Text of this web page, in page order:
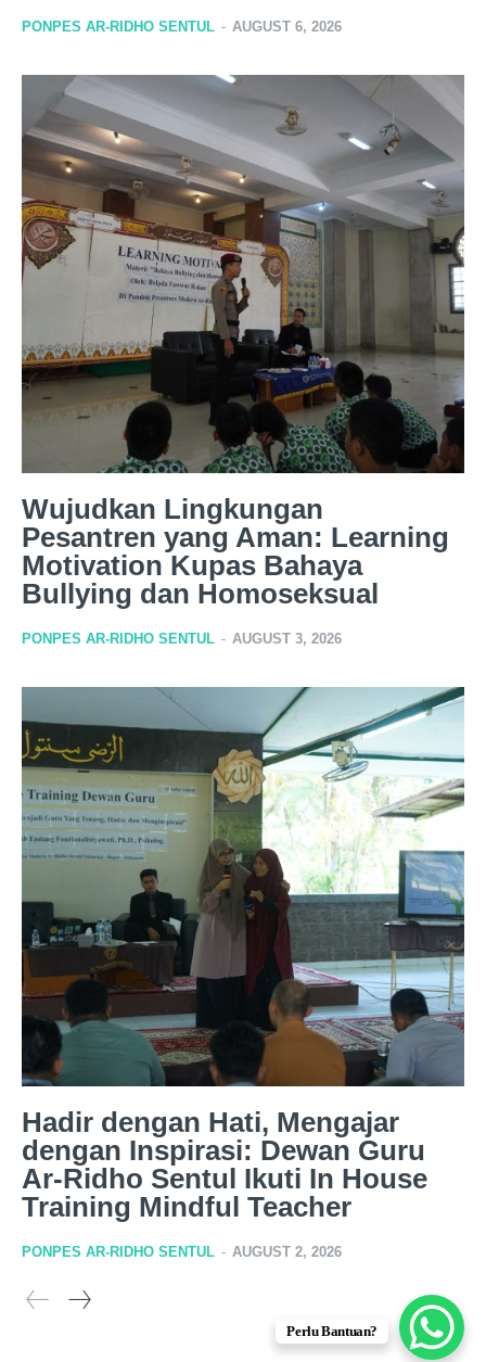
PONPES AR-RIDHO SENTUL - AUGUST 6, 2026
Wujudkan Lingkungan
Pesantren yang Aman: Learning
Motivation Kupas Bahaya
Bullying dan Homoseksual
PONPES AR-RIDHO SENTUL - AUGUST 3, 2026
Hadir dengan Hati, Mengajar
dengan Inspirasi: Dewan Guru
Ar-Ridho Sentul Ikuti In House
Training Mindful Teacher
PONPES AR-RIDHO SENTUL - AUGUST 2, 2026
Perlu Bantuan?